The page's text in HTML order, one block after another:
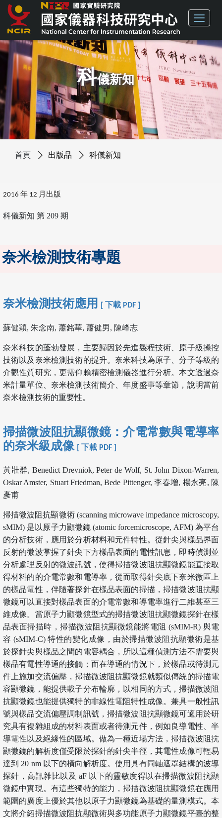
科儀新知
首頁 出版品 科儀新知
2016 年 12 月出版
科儀新知 第 209 期
奈米檢測技術專題
奈米檢測技術應用 [ 下載 PDF ]
蘇健穎, 朱念南, 蕭銘華, 蕭健男, 陳峰志
奈米科技的蓬勃發展，主要歸因於先進製程技術、原子級操控
技術以及奈米檢測技術的提升。奈米科技為原子、分子等級的
介觀性質研究，更需仰賴精密檢測儀器進行分析。本文透過奈
米計量單位、奈米檢測技術簡介、年度盛事等章節，說明當前
奈米檢測技術的重要性。
掃描微波阻抗顯微鏡：介電常數與電導率
的奈米級成像
[ 下載 PDF ]
黃壯群, Benedict Drevniok, Peter de Wolf, St. John Dixon-Warren,
Oskar Amster, Stuart Friedman, Bede Pittenger, 李春增, 楊永亮, 陳
彥甫
掃描微波阻抗顯微術 (scanning microwave impedance microscopy,
sMIM) 是以原子力顯微鏡 (atomic forcemicroscope, AFM) 為平台
的分析技術，應用於分析材料和元件特性。從針尖與樣品界面
反射的微波掌握了針尖下方樣品表面的電性訊息，即時偵測並
分析處理反射的微波訊號，使得掃描微波阻抗顯微鏡能直接取
得材料的的介電常數和電導率，從而取得針尖底下奈米微區上
的樣品電性，伴隨著探針在樣品表面的掃描，掃描微波阻抗顯
微鏡可以直接對樣品表面的介電常數和導電率進行二維甚至三
維成像。當原子力顯微鏡型式的掃描微波阻抗顯微鏡探針在樣
品表面掃描時，掃描微波阻抗顯微鏡能將電阻 (sMIM-R) 與電
容 (sMIM-C) 特性的變化成像，由於掃描微波阻抗顯微術是基
於探針尖與樣品之間的電容耦合，所以這種偵測方法不需要與
樣品有電性導通的接觸；而在導通的情況下，於樣品或待測元
件上施加交流偏壓，掃描微波阻抗顯微鏡就類似傳統的掃描電
容顯微鏡，能提供載子分布輪廓，以相同的方式，掃描微波阻
抗顯微鏡也能提供獨特的非線性電阻特性成像。兼具一般性訊
號與樣品交流偏壓調制訊號，掃描微波阻抗顯微鏡可適用於研
究具有複雜組成的材料表面或者待測元件，例如良導電性、半
導電性以及絕緣性的區域。做為一種近場方法，掃描微波阻抗
顯微鏡的解析度僅受限於探針的針尖半徑，其電性成像可輕易
達到 20 nm 以下的橫向解析度。使用具有同軸遮罩結構的波導
探針，高訊雜比以及 aF 以下的靈敏度得以在掃描微波阻抗顯
微鏡中實現。有這些獨特的能力，掃描微波阻抗顯微鏡在應用
範圍的廣度上優於其他以原子力顯微鏡為基礎的量測模式。本
文將介紹掃描微波阻抗顯微術與多功能原子力顯微鏡平臺的整